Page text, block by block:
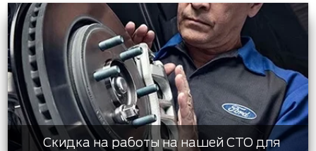
Скидка на работы на нашей СТО для